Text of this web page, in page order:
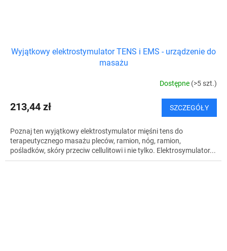
Wyjątkowy elektrostymulator TENS i EMS - urządzenie do
masażu
Dostępne (>5 szt.)
213,44 zł SZCZEGÓŁY
Poznaj ten wyjątkowy elektrostymulator mięśni tens do
terapeutycznego masażu pleców, ramion, nóg, ramion,
pośladków, skóry przeciw cellulitowi i nie tylko. Elektrosymulator...